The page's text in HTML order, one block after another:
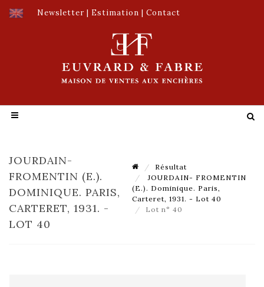
Newsletter | Estimation | Contact
JOURDAIN-
FROMENTIN (E.).
DOMINIQUE. PARIS,
CARTERET, 1931. -
LOT 40
Résultat
JOURDAIN- FROMENTIN
(E.). Dominique. Paris,
Carteret, 1931. - Lot 40
Lot n° 40